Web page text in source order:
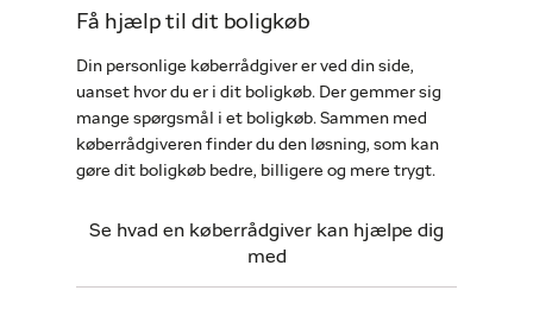
Få hjælp til dit boligkøb
Din personlige køberrådgiver er ved din side,
uanset hvor du er i dit boligkøb. Der gemmer sig
mange spørgsmål i et boligkøb. Sammen med
køberrådgiveren finder du den løsning, som kan
gøre dit boligkøb bedre, billigere og mere trygt.
Se hvad en køberrådgiver kan hjælpe dig
med